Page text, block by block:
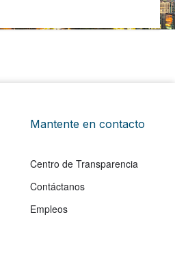
Mantente en contacto
Centro de Transparencia
Contáctanos
Empleos